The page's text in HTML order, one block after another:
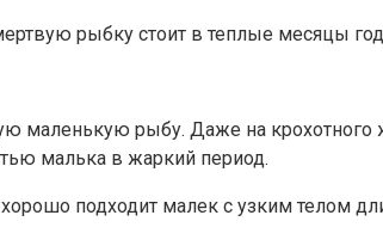
рыбку стоит в теплые месяцы
маленькую рыбу. Даже на
малька в жаркий период.
подходит малек с узким телом